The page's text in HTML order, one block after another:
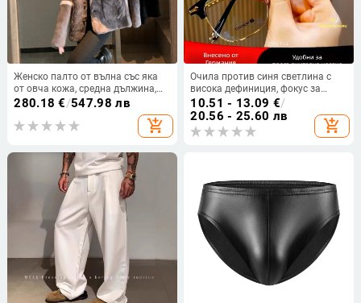
Женско палто от вълна със яка
от овча кожа, средна дължина,
дълги ръкави
280.18 €/547.98 лв
add_shopping_cart
Очила против синя светлина с
висока дефиниция, фокус за
далечина и близо, двойно
използваеми умни очила за
четене с автоматично
регулиране за възрастни
10.51 - 13.09 €/
20.56 - 25.60 лв
add_shopping_cart